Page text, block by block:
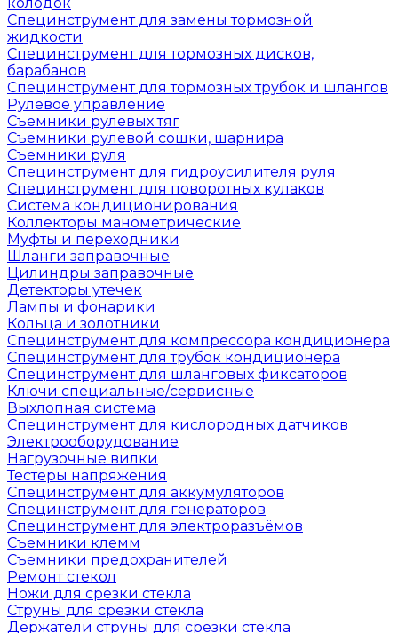
Специнструмент для замены тормозной
жидкости
Специнструмент для тормозных дисков,
барабанов
Специнструмент для тормозных трубок и шлангов
Рулевое управление
Съемники рулевых тяг
Съемники рулевой сошки, шарнира
Съемники руля
Специнструмент для гидроусилителя руля
Специнструмент для поворотных кулаков
Система кондиционирования
Коллекторы манометрические
Муфты и переходники
Шланги заправочные
Цилиндры заправочные
Детекторы утечек
Лампы и фонарики
Кольца и золотники
Специнструмент для компрессора кондиционера
Специнструмент для трубок кондиционера
Специнструмент для шланговых фиксаторов
Ключи специальные/сервисные
Выхлопная система
Специнструмент для кислородных датчиков
Электрооборудование
Нагрузочные вилки
Тестеры напряжения
Специнструмент для аккумуляторов
Специнструмент для генераторов
Специнструмент для электроразъёмов
Съемники клемм
Съемники предохранителей
Ремонт стекол
Ножи для срезки стекла
Струны для срезки стекла
Держатели струны для срезки стекла